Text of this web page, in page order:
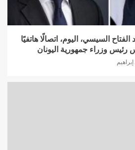
السيسي، اليوم، اتصالًا هاتفيًا
رئيس وزراء جمهورية اليونان